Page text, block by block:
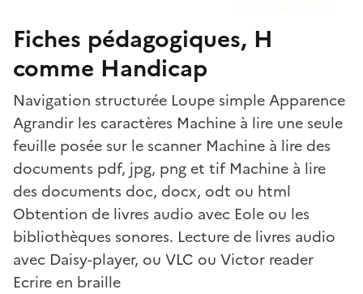
Fiches pédagogiques, H
comme Handicap
Navigation structurée Loupe simple Apparence
Agrandir les caractères Machine à lire une seule
feuille posée sur le scanner Machine à lire des
documents pdf, jpg, png et tif Machine à lire
des documents doc, docx, odt ou html
Obtention de livres audio avec Eole ou les
bibliothèques sonores. Lecture de livres audio
avec Daisy-player, ou VLC ou Victor reader
Ecrire en braille